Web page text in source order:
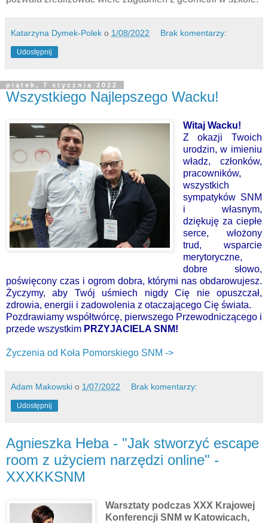
Katarzyna Dymek-Polek o 1/08/2022 Brak komentarzy:
Udostępnij
piątek, 7 stycznia 2022
Wszystkiego Najlepszego Wacku!
Witaj Wacku!
Z okazji Twoich
urodzin, w imieniu
władz, członków,
pracowników,
wszystkich
sympatyków SNM
i własnym,
dziękuję za ciepłe
serce, włożony
trud, wsparcie
merytoryczne,
dobre słowo,
poświęcony czas i ogrom dobra, którymi nas obdarowujesz.
Życzymy, aby Twój uśmiech nigdy Cię nie opuszczał,
zdrowia, energii i zadowolenia z otaczającego Cię świata.
Pozdrawiamy współtwórcę, pierwszego Przewodniczącego i
przede wszystkim PRZYJACIELA SNM!
Życzenia od Koła Pomorskiego SNM ->
Adam Makowski o 1/07/2022 Brak komentarzy:
Udostępnij
Agnieszka Heba - "Jak stworzyć escape
room z użyciem narzędzi online" -
XXXKKSNM
Warsztaty podczas XXX Krajowej
Konferencji SNM w Katowicach,